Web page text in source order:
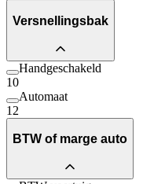
Versnellingsbak
Handgeschakeld
10
Automaat
12
BTW of marge auto